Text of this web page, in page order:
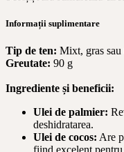
Informații suplimentare
Tip de ten: Mixt, gras sau
Greutate: 90 g
Ingrediente și beneficii:
Ulei de palmier:
deshidratarea.
Ulei de cocos: Are